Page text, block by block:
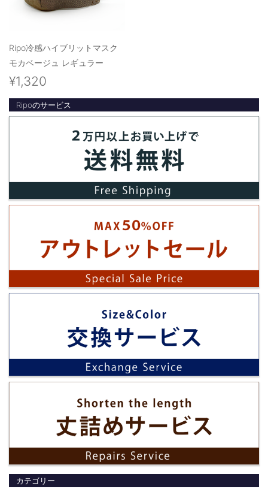
Ripo冷感ハイブリットマスク
モカベージュ レギュラー
¥1,320
Ripoのサービス
カテゴリー